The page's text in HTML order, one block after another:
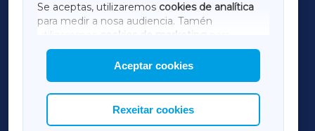
Se aceptas, utilizaremos cookies de analítica
para medir a nosa audiencia. Tamén
utilizaremos
cookies de marketing
mostrar publicidade de terceiros.
Así mesmo, podes personalizar a elección das
cookies que desexas permitir.
Aceptar cookies
Rexeitar cookies
AMARIÑAXA
RIBEIRASACRAXA
ACORUÑAXA